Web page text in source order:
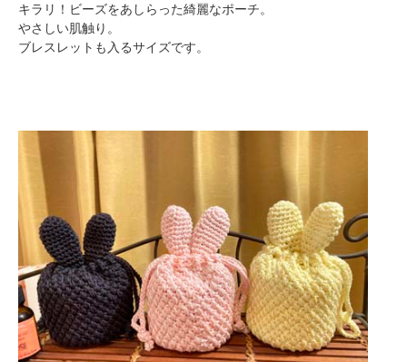
キラリ！ビーズをあしらった綺麗なポーチ。
やさしい肌触り。
ブレスレットも入るサイズです。